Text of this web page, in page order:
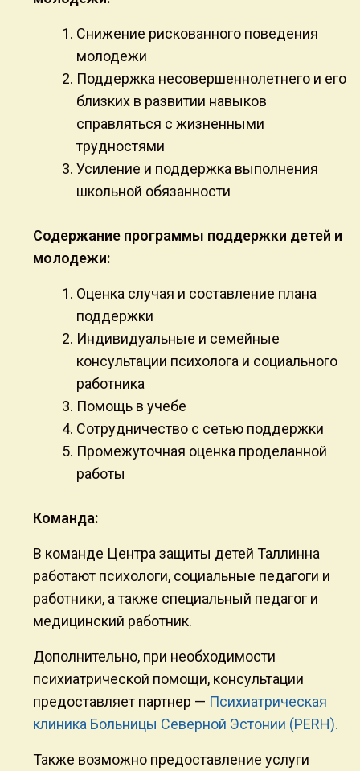
Снижение рискованного поведения
молодежи
Поддержка несовершеннолетнего и его
близких в развитии навыков
справляться с жизненными
трудностями
Усиление и поддержка выполнения
школьной обязанности
Содержание программы поддержки детей и
молодежи:
Оценка случая и составление плана
поддержки
Индивидуальные и семейные
консультации психолога и социального
работника
Помощь в учебе
Сотрудничество с сетью поддержки
Промежуточная оценка проделанной
работы
Команда:
В команде Центра защиты детей Таллинна
работают психологи, социальные педагоги и
работники, а также специальный педагог и
медицинский работник.
Дополнительно, при необходимости
психиатрической помощи, консультации
предоставляет партнер — Психиатрическая
клиника Больницы Северной Эстонии (PERH).
Также возможно предоставление услуги